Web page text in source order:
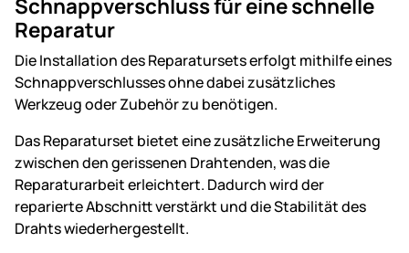
Schnappverschluss für eine schnelle
Reparatur
Die Installation des Reparatursets erfolgt mithilfe eines
Schnappverschlusses ohne dabei zusätzliches
Werkzeug oder Zubehör zu benötigen.
Das Reparaturset bietet eine zusätzliche Erweiterung
zwischen den gerissenen Drahtenden, was die
Reparaturarbeit erleichtert. Dadurch wird der
reparierte Abschnitt verstärkt und die Stabilität des
Drahts wiederhergestellt.